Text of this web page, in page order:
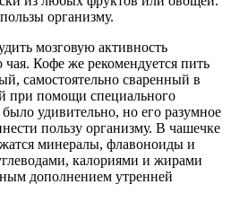
организму.
мозговую активность
Кофе же рекомендуется пить
самостоятельно сваренный в
при помощи специального
удивительно, но его разумное
пользу организму. В чашечке
минералы, флавоноиды и
калориями и жирами
дополнением утренней